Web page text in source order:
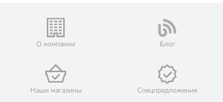
О компании Блог
Наши магазины Спецпредложения